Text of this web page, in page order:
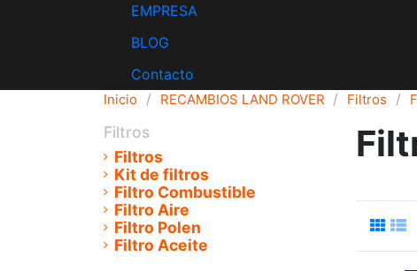
EMPRESA
BLOG
Contacto
Inicio RECAMBIOS LAND ROVER Filtros
Filtros
Filtros
Kit de filtros
Filtro Combustible
Filtro Aire
Filtro Polen
Filtro Aceite